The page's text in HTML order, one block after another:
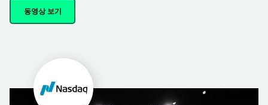
파트너
동영상 보기